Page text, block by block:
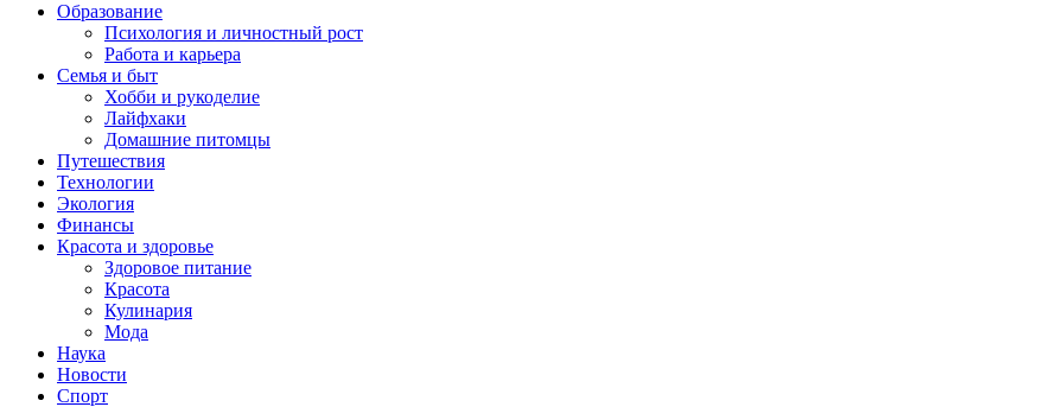
Образование
Психология и личностный рост
Работа и карьера
Семья и быт
Хобби и рукоделие
Лайфхаки
Домашние питомцы
Путешествия
Технологии
Экология
Финансы
Красота и здоровье
Здоровое питание
Красота
Кулинария
Мода
Наука
Новости
Спорт